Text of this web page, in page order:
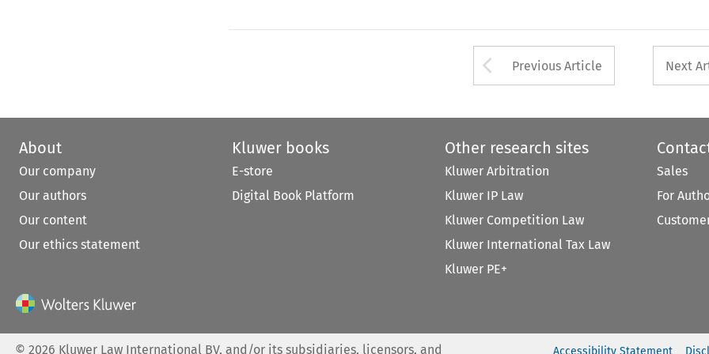
Arrow button used
Previous Article Next
About
Our company
Our authors
Our content
Our ethics statement
Kluwer books
E-store
Digital Book Platform
Other research sites
Kluwer Arbitration
Kluwer IP Law
Kluwer Competition Law
Kluwer International Tax Law
Kluwer PE+
Sales
For
©2026 Kluwer Law International BV, and/or its subsidiaries, licensors, and Accessibility Statement